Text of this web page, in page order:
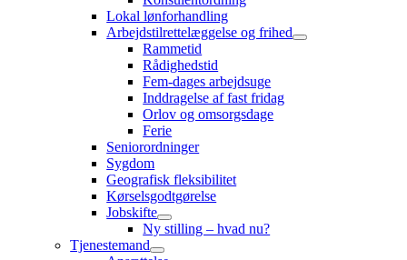
Lokal lønforhandling
Arbejdstilrettelæggelse og frihed
Rammetid
Rådighedstid
Fem-dages arbejdsuge
Inddragelse af fast fridag
Orlov og omsorgsdage
Ferie
Seniorordninger
Sygdom
Geografisk fleksibilitet
Kørselsgodtgørelse
Jobskifte
Ny stilling – hvad nu?
Tjenestemand